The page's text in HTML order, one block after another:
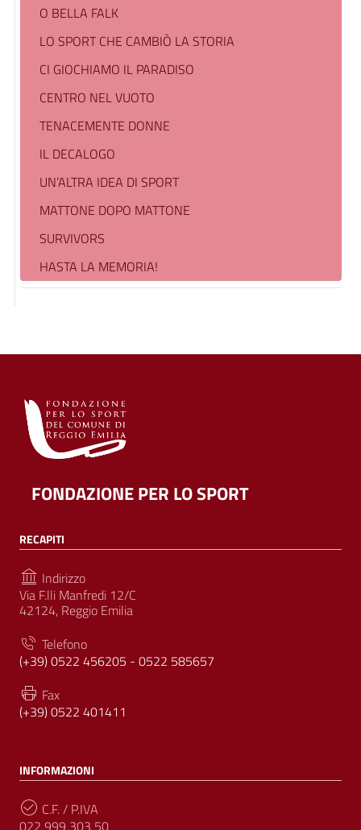
O BELLA FALK
LO SPORT CHE CAMBIÒ LA STORIA
CI GIOCHIAMO IL PARADISO
CENTRO NEL VUOTO
TENACEMENTE DONNE
IL DECALOGO
UN’ALTRA IDEA DI SPORT
MATTONE DOPO MATTONE
SURVIVORS
HASTA LA MEMORIA!
FONDAZIONE PER LO SPORT
RECAPITI
Indirizzo
Via F.lli Manfredi 12/C
42124, Reggio Emilia
Telefono
(+39) 0522 456205 - 0522 585657
Fax
(+39) 0522 401411
INFORMAZIONI
C.F. / P.IVA
022 999 303 50